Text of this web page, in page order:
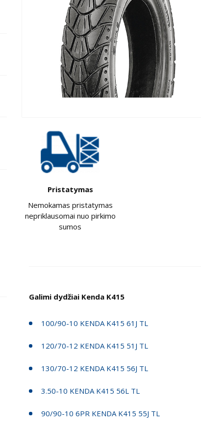
Pristatymas
Nemokamas pristatymas
nepriklausomai nuo pirkimo
sumos
Galimi dydžiai Kenda K415
100/90-10 KENDA K415 61J TL
120/70-12 KENDA K415 51J TL
130/70-12 KENDA K415 56J TL
3.50-10 KENDA K415 56L TL
90/90-10 6PR KENDA K415 55J TL